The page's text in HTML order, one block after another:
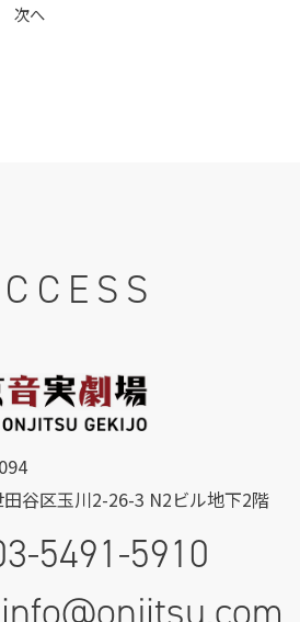
次へ
谷区玉川2-26-3 N2ビル地下2階
5491-5910